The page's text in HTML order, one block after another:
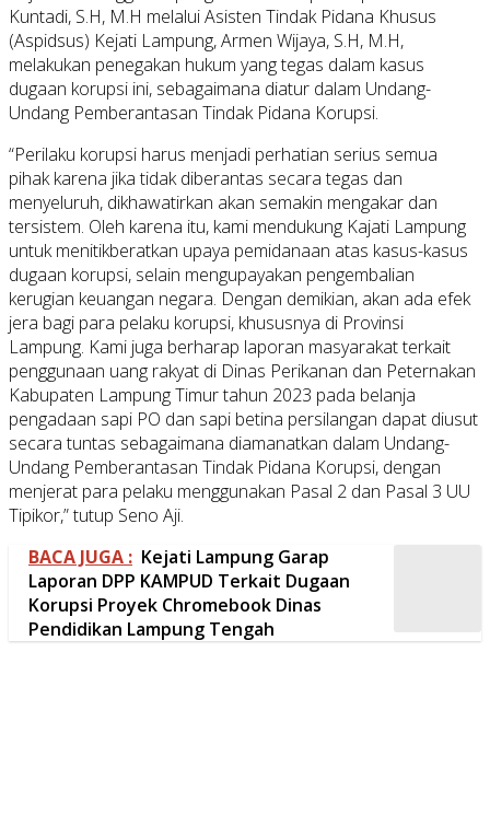
Kuntadi, S.H, M.H melalui Asisten Tindak Pidana Khusus
(Aspidsus) Kejati Lampung, Armen Wijaya, S.H, M.H,
melakukan penegakan hukum yang tegas dalam kasus
dugaan korupsi ini, sebagaimana diatur dalam Undang-
Undang Pemberantasan Tindak Pidana Korupsi.
“Perilaku korupsi harus menjadi perhatian serius semua
pihak karena jika tidak diberantas secara tegas dan
menyeluruh, dikhawatirkan akan semakin mengakar dan
tersistem. Oleh karena itu, kami mendukung Kajati Lampung
untuk menitikberatkan upaya pemidanaan atas kasus-kasus
dugaan korupsi, selain mengupayakan pengembalian
kerugian keuangan negara. Dengan demikian, akan ada efek
jera bagi para pelaku korupsi, khususnya di Provinsi
Lampung. Kami juga berharap laporan masyarakat terkait
penggunaan uang rakyat di Dinas Perikanan dan Peternakan
Kabupaten Lampung Timur tahun 2023 pada belanja
pengadaan sapi PO dan sapi betina persilangan dapat diusut
secara tuntas sebagaimana diamanatkan dalam Undang-
Undang Pemberantasan Tindak Pidana Korupsi, dengan
menjerat para pelaku menggunakan Pasal 2 dan Pasal 3 UU
Tipikor,” tutup Seno Aji.
BACA JUGA : Kejati Lampung Garap
Laporan DPP KAMPUD Terkait Dugaan
Korupsi Proyek Chromebook Dinas
Pendidikan Lampung Tengah